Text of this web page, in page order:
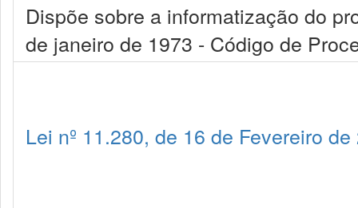
Dispõe sobre a informatização do
de janeiro de 1973 - Código de
Lei nº 11.280, de 16 de Fevereiro de